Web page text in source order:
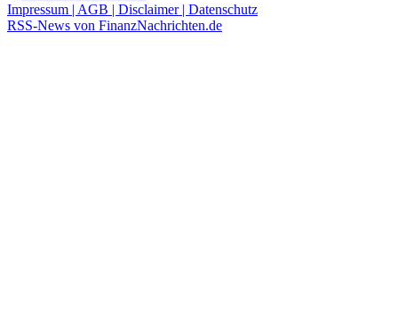
Impressum | AGB | Disclaimer | Datenschutz
RSS-News von FinanzNachrichten.de